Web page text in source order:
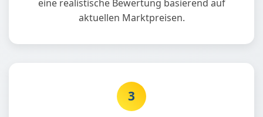
eine realistische Bewertung basierend auf
aktuellen Marktpreisen.
3